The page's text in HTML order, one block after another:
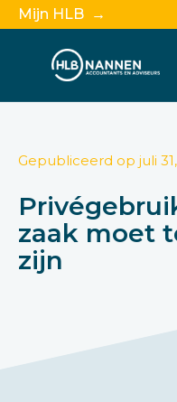
Mijn HLB →
Gepubliceerd op juli
zaak moet
zijn